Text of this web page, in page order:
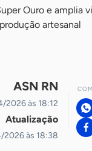
Ouro e amplia
artesanal
ASN RN
2026 às 18:12
Atualização
às 18:38